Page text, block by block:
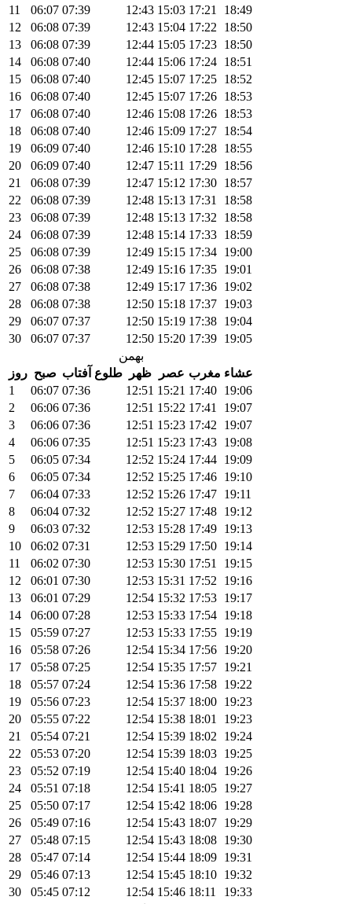
11
06:07 07:39 12:43 15:03 17:21
18:49
12
06:08 07:39 12:43 15:04 17:22
18:50
13
06:08 07:39 12:44 15:05 17:23 18:50
14
06:08 07:40 12:44 15:06 17:24 18:51
15
06:08 07:40 12:45 15:07 17:25 18:52
16
06:08 07:40 12:45 15:07 17:26 18:53
17
06:08 07:40 12:46 15:08 17:26 18:53
18
06:08 07:40 12:46 15:09 17:27 18:54
19
06:09 07:40 12:46 15:10 17:28 18:55
20
06:09 07:40 12:47 15:11 17:29 18:56
21
06:08 07:39 12:47 15:12 17:30 18:57
22
06:08 07:39 12:48 15:13 17:31
18:58
23
06:08 07:39 12:48 15:13 17:32
18:58
24
06:08 07:39 12:48 15:14 17:33 18:59
25
06:08 07:39 12:49 15:15 17:34 19:00
26
06:08 07:38 12:49 15:16 17:35 19:01
27
06:08 07:38 12:49 15:17 17:36 19:02
28
06:08 07:38 12:50 15:18 17:37 19:03
29
06:07 07:37 12:50 15:19 17:38 19:04
30
06:07 07:37 12:50 15:20 17:39 19:05
بهمن
روز صبح طلوع آفتاب ظهر عصر مغرب عشاء
1
06:07 07:36 12:51 15:21 17:40 19:06
2
06:06 07:36 12:51 15:22 17:41
19:07
3
06:06 07:36 12:51 15:23 17:42
19:07
4
06:06 07:35 12:51 15:23 17:43 19:08
5
06:05 07:34 12:52 15:24 17:44 19:09
6
06:05 07:34 12:52 15:25 17:46 19:10
7
06:04 07:33 12:52 15:26 17:47 19:11
8
06:04 07:32 12:52 15:27 17:48 19:12
9
06:03 07:32 12:53 15:28 17:49 19:13
10
06:02 07:31 12:53 15:29 17:50 19:14
11
06:02 07:30 12:53 15:30 17:51
19:15
12
06:01 07:30 12:53 15:31 17:52
19:16
13
06:01 07:29 12:54 15:32 17:53 19:17
14
06:00 07:28 12:53 15:33 17:54 19:18
15
05:59 07:27 12:53 15:33 17:55 19:19
16
05:58 07:26 12:54 15:34 17:56 19:20
17
05:58 07:25 12:54 15:35 17:57 19:21
18
05:57 07:24 12:54 15:36 17:58 19:22
19
05:56 07:23 12:54 15:37 18:00 19:23
20
05:55 07:22 12:54 15:38 18:01
19:23
21
05:54 07:21 12:54 15:39 18:02
19:24
22
05:53 07:20 12:54 15:39 18:03 19:25
23
05:52 07:19 12:54 15:40 18:04 19:26
24
05:51 07:18 12:54 15:41 18:05 19:27
25
05:50 07:17 12:54 15:42 18:06 19:28
26
05:49 07:16 12:54 15:43 18:07 19:29
27
05:48 07:15 12:54 15:43 18:08 19:30
28
05:47 07:14 12:54 15:44 18:09 19:31
29
05:46 07:13 12:54 15:45 18:10 19:32
30
05:45 07:12 12:54 15:46 18:11
19:33